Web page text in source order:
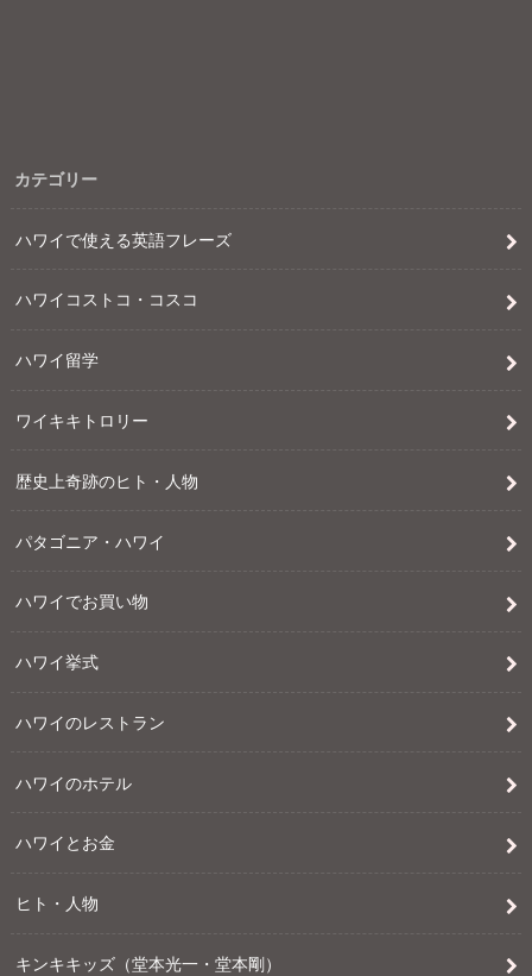
カテゴリー
ハワイで使える英語フレーズ
ハワイコストコ・コスコ
ハワイ留学
ワイキキトロリー
歴史上奇跡のヒト・人物
パタゴニア・ハワイ
ハワイでお買い物
ハワイ挙式
ハワイのレストラン
ハワイのホテル
ハワイとお金
ヒト・人物
キンキキッズ（堂本光一・堂本剛）